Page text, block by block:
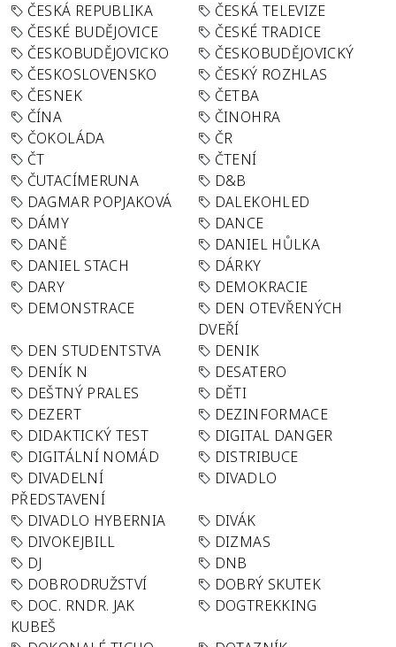
ČESKÁ REPUBLIKA
ČESKÁ TELEVIZE
ČESKÉ BUDĚJOVICE
ČESKÉ TRADICE
ČESKOBUDĚJOVICKO
ČESKOBUDĚJOVICKÝ
ČESKOSLOVENSKO
ČESKÝ ROZHLAS
ČESNEK
ČETBA
ČÍNA
ČINOHRA
ČOKOLÁDA
ČR
ČT
ČTENÍ
ČUTACÍMERUNA
D&B
DAGMAR POPJAKOVÁ
DALEKOHLED
DÁMY
DANCE
DANĚ
DANIEL HŮLKA
DANIEL STACH
DÁRKY
DARY
DEMOKRACIE
DEMONSTRACE
DEN OTEVŘENÝCH
DVEŘÍ
DEN STUDENTSTVA
DENIK
DENÍK N
DESATERO
DEŠTNÝ PRALES
DĚTI
DEZERT
DEZINFORMACE
DIDAKTICKÝ TEST
DIGITAL DANGER
DIGITÁLNÍ NOMÁD
DISTRIBUCE
DIVADELNÍ
PŘEDSTAVENÍ
DIVADLO
DIVADLO HYBERNIA
DIVÁK
DIVOKEJBILL
DIZMAS
DJ
DNB
DOBRODRUŽSTVÍ
DOBRÝ SKUTEK
DOC. RNDR. JAK
KUBEŠ
DOGTREKKING